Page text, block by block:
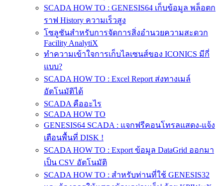
SCADA HOW TO : GENESIS64 เก็บข้อมูล พล็อตก
ราฟ History ความเร็วสูง
โซลูชันสำหรับการจัดการสิ่งอำนวยความสะดวก
Facility AnalytiX
ทำความเข้าใจการเก็บไลเซนส์ของ ICONICS มีกี่
แบบ?
SCADA HOW TO : Excel Report ส่งทางเมล์
อัตโนมัติได้
SCADA คืออะไร
SCADA HOW TO
GENESIS64 SCADA : แจกฟรีคอนโทรลแสดง-แจ้ง
เตือนพื้นที่ DISK !
SCADA HOW TO : Export ข้อมูล DataGrid ออกมา
เป็น CSV อัตโนมัติ
SCADA HOW TO : สำหรับท่านที่ใช้ GENESIS32